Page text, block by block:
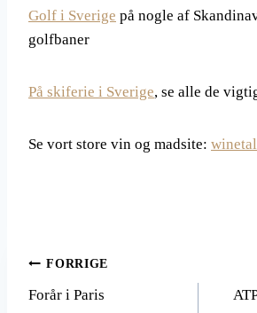
Golf i Sverige på nogle af
golfbaner
På skiferie i Sverige, se alle de
Se vort store vin og madsite:
Indlægsnavigation
FORRIGE
Forår i Paris